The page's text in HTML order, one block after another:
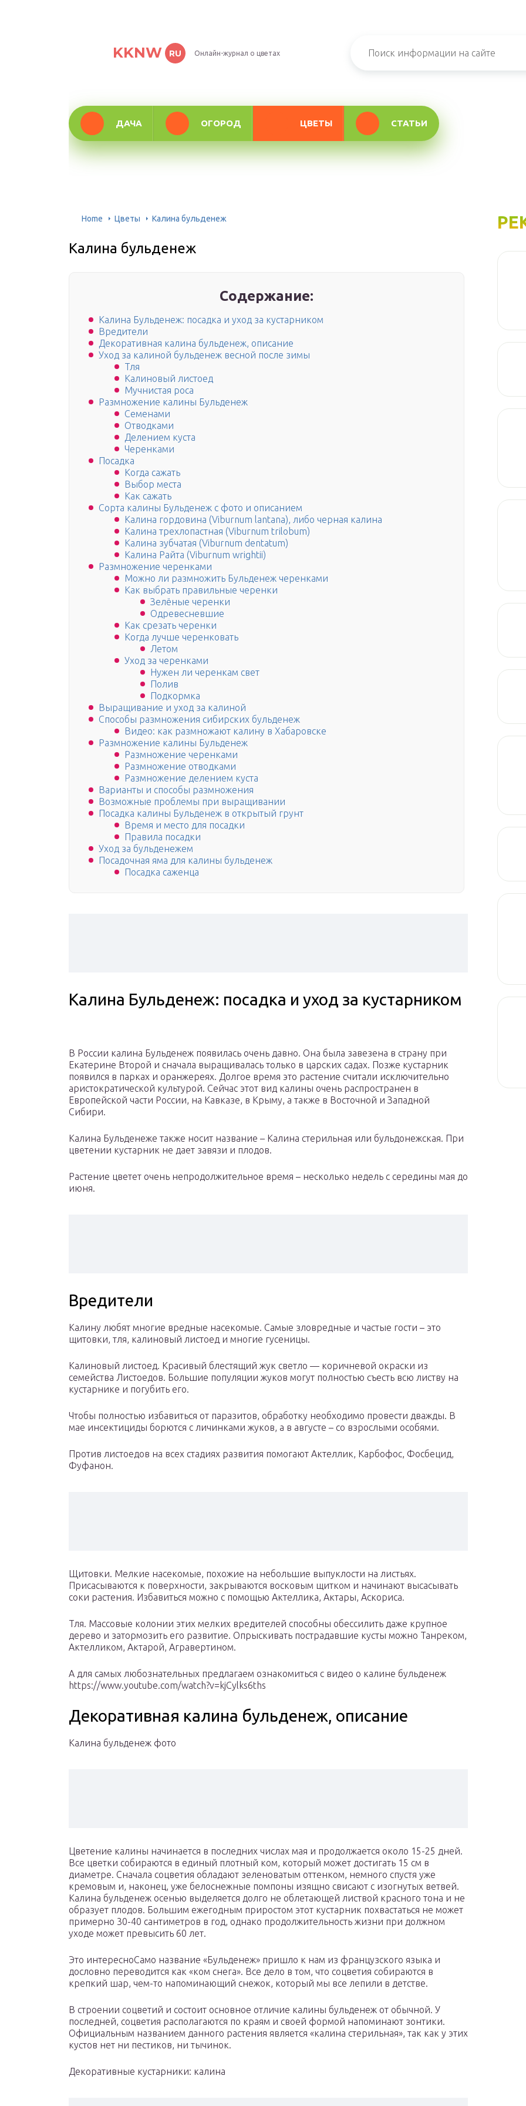
KKNW RU Онлайн-журнал о цветах
ДАЧА ОГОРОД ЦВЕТЫ СТАТЬИ
Home Цветы Калина бульденеж
Калина бульденеж
Содержание:
Калина Бульденеж: посадка и уход за кустарником
Вредители
Декоративная калина бульденеж, описание
Уход за калиной бульденеж весной после зимы
Тля
Калиновый листоед
Мучнистая роса
Размножение калины Бульденеж
Семенами
Отводками
Делением куста
Черенками
Посадка
Когда сажать
Выбор места
Как сажать
Сорта калины Бульденеж с фото и описанием
Калина гордовина (Viburnum lantana), либо черная калина
Калина трехлопастная (Viburnum trilobum)
Калина зубчатая (Viburnum dentatum)
Калина Райта (Viburnum wrightii)
Размножение черенками
Можно ли размножить Бульденеж черенками
Как выбрать правильные черенки
Зелёные черенки
Одревесневшие
Как срезать черенки
Когда лучше черенковать
Летом
Уход за черенками
Нужен ли черенкам свет
Полив
Подкормка
Выращивание и уход за калиной
Способы размножения сибирских бульденеж
Видео: как размножают калину в Хабаровске
Размножение калины Бульденеж
Размножение черенками
Размножение отводками
Размножение делением куста
Варианты и способы размножения
Возможные проблемы при выращивании
Посадка калины Бульденеж в открытый грунт
Время и место для посадки
Правила посадки
Уход за бульденежем
Посадочная яма для калины бульденеж
Посадка саженца
Калина Бульденеж: посадка и уход за кустарником
В России калина Бульденеж появилась очень давно. Она была завезена в страну при
Екатерине Второй и сначала выращивалась только в царских садах. Позже кустарник
появился в парках и оранжереях. Долгое время это растение считали исключительно
аристократической культурой. Сейчас этот вид калины очень распространен в
Европейской части России, на Кавказе, в Крыму, а также в Восточной и Западной
Сибири.
Калина Бульденеже также носит название – Калина стерильная или бульдонежская. При
цветении кустарник не дает завязи и плодов.
Растение цветет очень непродолжительное время – несколько недель с середины мая до
июня.
Вредители
Калину любят многие вредные насекомые. Самые зловредные и частые гости – это
щитовки, тля, калиновый листоед и многие гусеницы.
Калиновый листоед. Красивый блестящий жук светло — коричневой окраски из
семейства Листоедов. Большие популяции жуков могут полностью съесть всю листву на
кустарнике и погубить его.
Чтобы полностью избавиться от паразитов, обработку необходимо провести дважды. В
мае инсектициды борются с личинками жуков, а в августе – со взрослыми особями.
Против листоедов на всех стадиях развития помогают Актеллик, Карбофос, Фосбецид,
Фуфанон.
Щитовки. Мелкие насекомые, похожие на небольшие выпуклости на листьях.
Присасываются к поверхности, закрываются восковым щитком и начинают высасывать
соки растения. Избавиться можно с помощью Актеллика, Актары, Аскориса.
Тля. Массовые колонии этих мелких вредителей способны обессилить даже крупное
дерево и затормозить его развитие. Опрыскивать пострадавшие кусты можно Танреком,
Актелликом, Актарой, Агравертином.
А для самых любознательных предлагаем ознакомиться с видео о калине бульденеж
https://www.youtube.com/watch?v=kjCylks6ths
Декоративная калина бульденеж, описание
Калина бульденеж фото
Цветение калины начинается в последних числах мая и продолжается около 15-25 дней.
Все цветки собираются в единый плотный ком, который может достигать 15 см в
диаметре. Сначала соцветия обладают зеленоватым оттенком, немного спустя уже
кремовым и, наконец, уже белоснежные помпоны изящно свисают с изогнутых ветвей.
Калина бульденеж осенью выделяется долго не облетающей листвой красного тона и не
образует плодов. Большим ежегодным приростом этот кустарник похвастаться не может
примерно 30-40 сантиметров в год, однако продолжительность жизни при должном
уходе может превысить 60 лет.
Это интересноСамо название «Бульденеж» пришло к нам из французского языка и
дословно переводится как «ком снега». Все дело в том, что соцветия собираются в
крепкий шар, чем-то напоминающий снежок, который мы все лепили в детстве.
В строении соцветий и состоит основное отличие калины бульденеж от обычной. У
последней, соцветия располагаются по краям и своей формой напоминают зонтики.
Официальным названием данного растения является «калина стерильная», так как у этих
кустов нет ни пестиков, ни тычинок.
Декоративные кустарники: калина